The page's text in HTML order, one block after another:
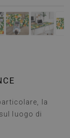
la
luogo di